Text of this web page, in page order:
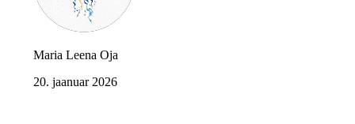
Maria Leena Oja
20. jaanuar 2026